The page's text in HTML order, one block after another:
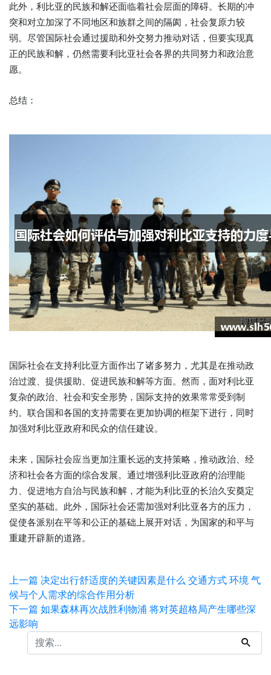
此外，利比亚的民族和解还面临着社会层面的障碍。长期的冲
突和对立加深了不同地区和族群之间的隔阂，社会复原力较
弱。尽管国际社会通过援助和外交努力推动对话，但要实现真
正的民族和解，仍然需要利比亚社会各界的共同努力和政治意
愿。
总结：
国际社会在支持利比亚方面作出了诸多努力，尤其是在推动政
治过渡、提供援助、促进民族和解等方面。然而，面对利比亚
复杂的政治、社会和安全形势，国际支持的效果常常受到制
约。联合国和各国的支持需要在更加协调的框架下进行，同时
加强对利比亚政府和民众的信任建设。
未来，国际社会应当更加注重长远的支持策略，推动政治、经
济和社会各方面的综合发展。通过增强利比亚政府的治理能
力、促进地方自治与民族和解，才能为利比亚的长治久安奠定
坚实的基础。此外，国际社会还需加强对利比亚各方的压力，
促使各派别在平等和公正的基础上展开对话，为国家的和平与
重建开辟新的道路。
上一篇 决定出行舒适度的关键因素是什么 交通方式 环境 气
候与个人需求的综合作用分析
下一篇 如果森林再次战胜利物浦 将对英超格局产生哪些深
远影响